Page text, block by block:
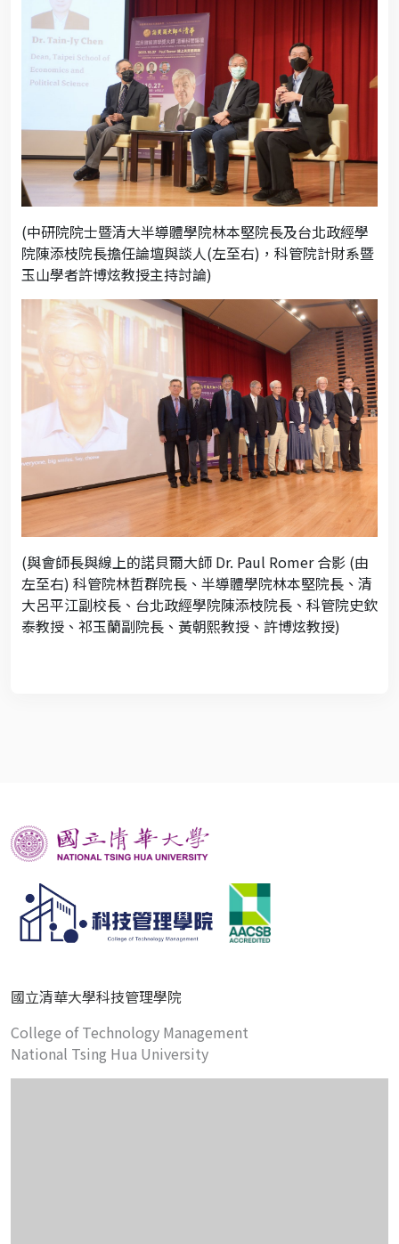
(中研院院士暨清大半導體學院林本堅院長及台北政經學
院陳添枝院長擔任論壇與談人(左至右)，科管院計財系暨
玉山學者許博炫教授主持討論)
(與會師長與線上的諾貝爾大師 Dr. Paul Romer 合影 (由
左至右) 科管院林哲群院長、半導體學院林本堅院長、清
大呂平江副校長、台北政經學院陳添枝院長、科管院史欽
泰教授、祁玉蘭副院長、黃朝熙教授、許博炫教授)
國立清華大學科技管理學院
College of Technology Management
National Tsing Hua University